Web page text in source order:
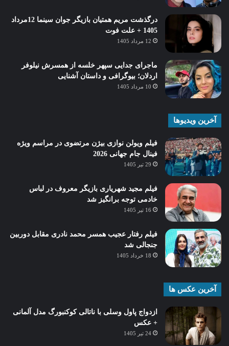
درگذشت مریم همتیان بازیگر جوان سینما 12مرداد
1405 + علت فوت
12 مرداد 1405
ماجرای جدایی سپهر خلسه از همسرش نیلوفر
اردلان؛ بیوگرافی و داستان آشنایی
10 مرداد 1405
آخرین ویدیوها
فیلم ویولن نوازی بیژن مرتضوی در مراسم ویژه
فینال جام جهانی 2026
29 تیر 1405
فیلم مجید شهریاری بازیگر معروف در لباس
خادمی توجه برانگیز شد
16 تیر 1405
فیلم رفتار عجیب همسر محمد نادری مقابل دوربین
جنجالی شد
18 خرداد 1405
آخرین عکس ها
ازدواج پاول وسلی با ناتالی کوکنبورگ مدل آلمانی
+ عکس
24 تیر 1405